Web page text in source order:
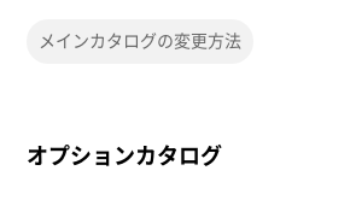
メインカタログの変更方法
オプションカタログ